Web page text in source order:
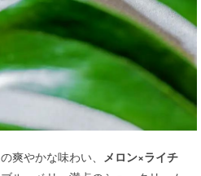
爽やかな味わい、
メロン×ライチ